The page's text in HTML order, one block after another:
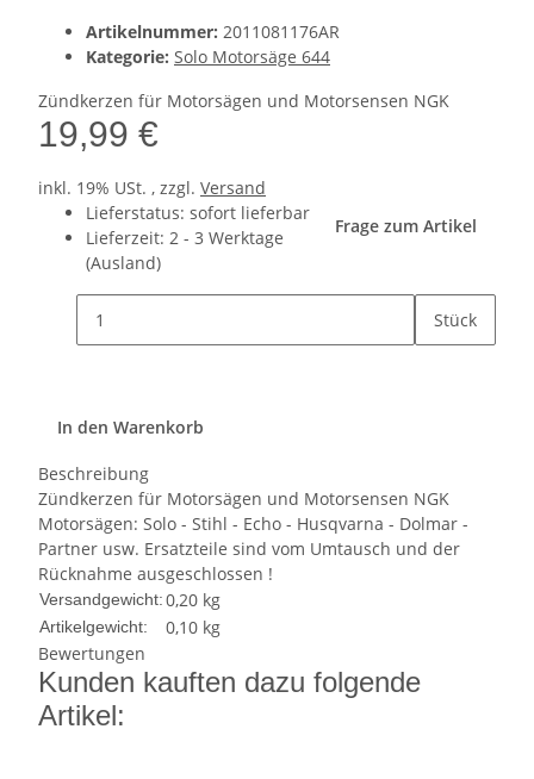
Artikelnummer: 2011081176AR
Kategorie: Solo Motorsäge 644
Zündkerzen für Motorsägen und Motorsensen NGK
19,99 €
inkl. 19% USt. , zzgl. Versand
Lieferstatus: sofort lieferbar
Lieferzeit: 2 - 3 Werktage
(Ausland)
Frage zum Artikel
Stück
In den Warenkorb
Beschreibung
Zündkerzen für Motorsägen und Motorsensen NGK
Motorsägen: Solo - Stihl - Echo - Husqvarna - Dolmar -
Partner usw. Ersatzteile sind vom Umtausch und der
Rücknahme ausgeschlossen !
Versandgewicht:0,20 kg
Artikelgewicht: 0,10 kg
Bewertungen
Kunden kauften dazu folgende
Artikel: